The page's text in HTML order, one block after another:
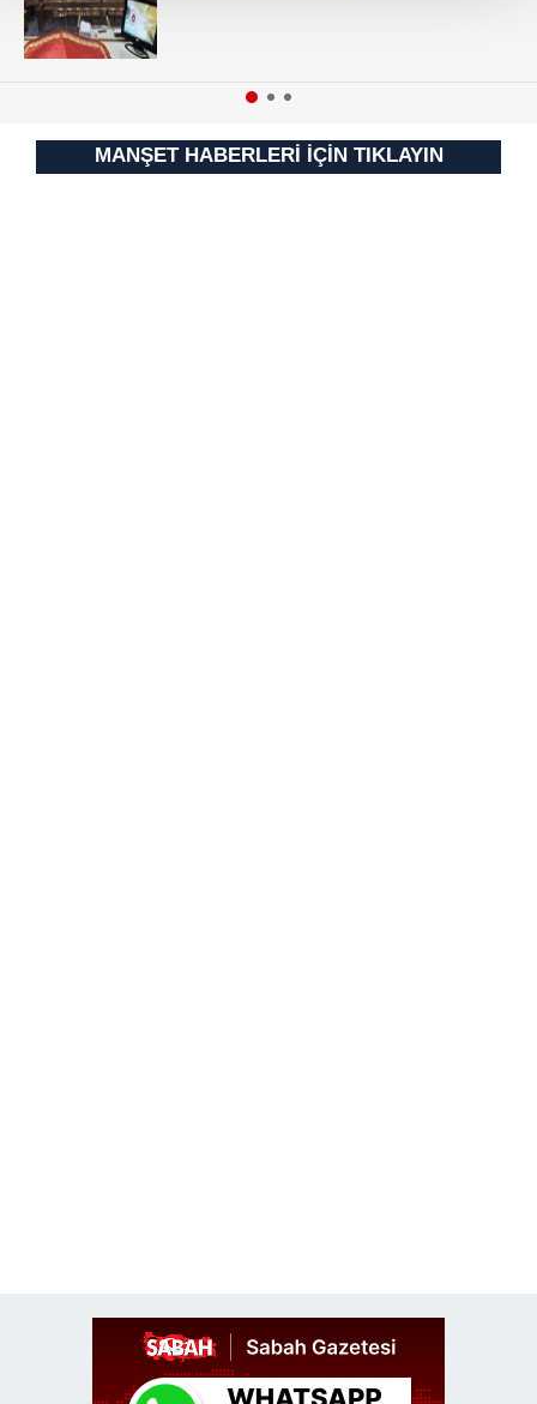
Her halükârda, kullanıcılar, bu çerezlere izin vermedikleri
takdirde, kullanıcılara hedefli reklamlar
gösterilmeyecektir."
Sizlere daha iyi bir hizmet sunabilmek için İnternet
Sitemizde kendimize ve üçüncü kişilere ait çerezler
MANŞET HABERLERİ İÇİN TIKLAYIN